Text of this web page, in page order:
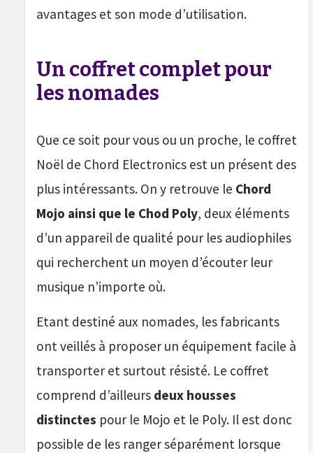
avantages et son mode d’utilisation.
Un coffret complet pour
les nomades
Que ce soit pour vous ou un proche, le coffret
Noël de Chord Electronics est un présent des
plus intéressants. On y retrouve le Chord
Mojo ainsi que le Chod Poly, deux éléments
d’un appareil de qualité pour les audiophiles
qui recherchent un moyen d’écouter leur
musique n’importe où.
Etant destiné aux nomades, les fabricants
ont veillés à proposer un équipement facile à
transporter et surtout résisté. Le coffret
comprend d’ailleurs deux housses
distinctes pour le Mojo et le Poly. Il est donc
possible de les ranger séparément lorsque